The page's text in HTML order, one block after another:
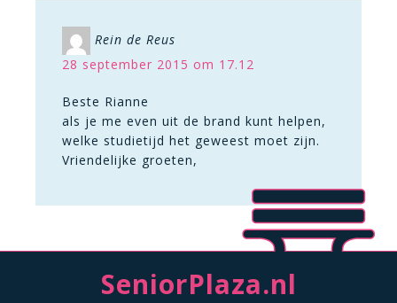
Rein de Reus
28 september 2015 om 17.12
Beste Rianne
als je me even uit de brand kunt helpen,
welke studietijd het geweest moet zijn.
Vriendelijke groeten,
SeniorPlaza.nl